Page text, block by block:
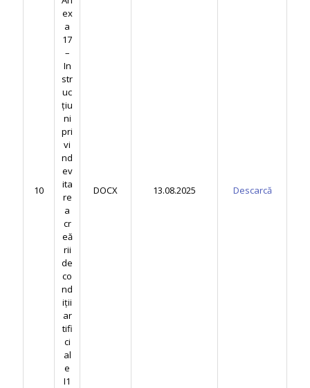
10
ex
a
17
–
In
str
uc
țiu
ni
pri
vi
nd
ev
ita
re
a
cr
eă
rii
de
co
nd
iții
ar
tifi
ci
al
e
I1
DOCX 13.08.2025 Descarcă